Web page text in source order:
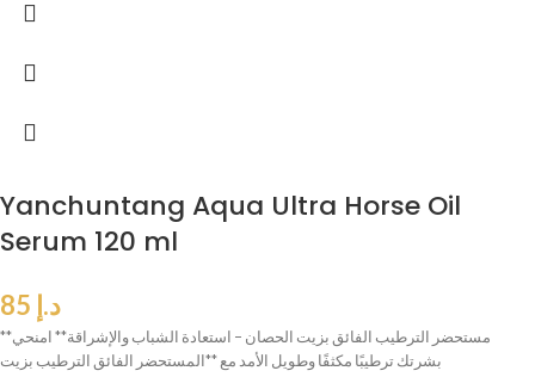
Yanchuntang Aqua Ultra Horse Oil
Serum 120 ml
د.إ
**مستحضر الترطيب الفائق بزيت الحصان – استعادة الشباب والإشراقة** امنحي
بشرتك ترطيبًا مكثفًا وطويل الأمد مع **المستحضر الفائق الترطيب بزيت